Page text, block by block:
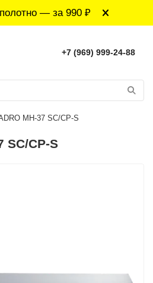
— за 990 ₽
+7 (969) 999-24-88
MH-37 SC/CP-S
SC/CP-S